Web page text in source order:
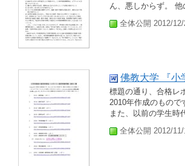
ん、悪しからず。
全体公開 2012/12/
佛教大学 『小
標題の通り、合格レ
2010年作成のもので
また、以前の学生時
全体公開 2012/11/